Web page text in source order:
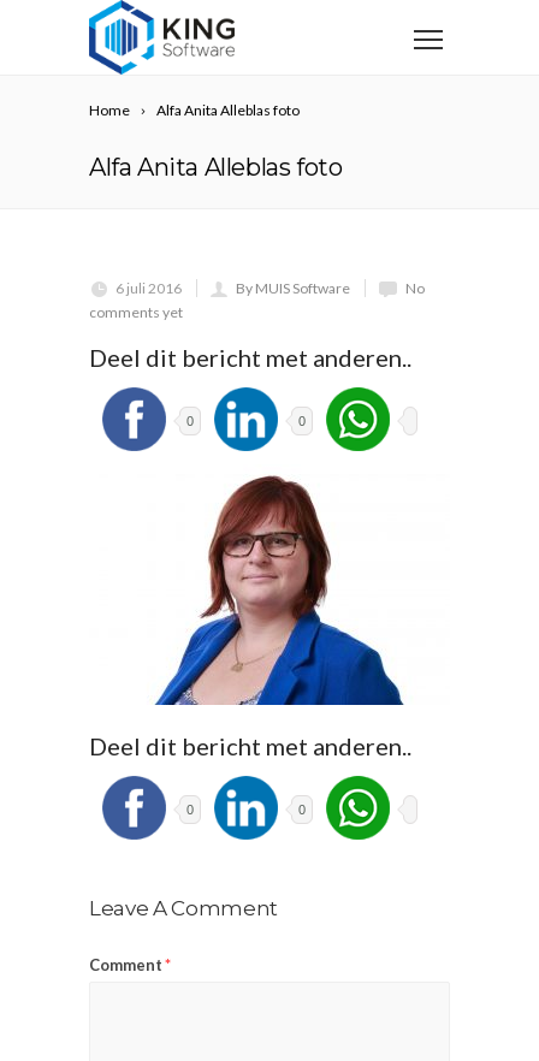
Home Alfa Anita Alleblas foto
Alfa Anita Alleblas foto
6 juli 2016 By MUIS Software
No
comments yet
Deel dit bericht met anderen..
0 0
Deel dit bericht met anderen..
0 0
Leave A Comment
Comment*